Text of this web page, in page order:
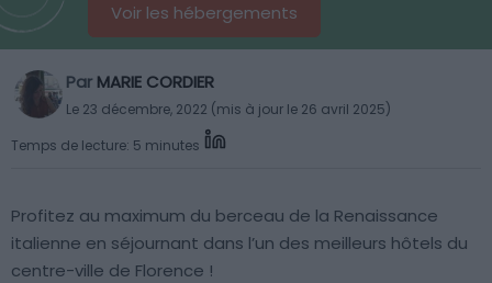
Voir les hébergements
Par MARIE CORDIER
Le 23 décembre, 2022 (mis à jour le 26 avril 2025)
Temps de lecture: 5 minutes
Profitez au maximum du berceau de la Renaissance
italienne en séjournant dans l’un des meilleurs hôtels du
centre-ville de Florence !